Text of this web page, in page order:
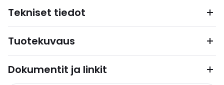
Tekniset tiedot
Tuotekuvaus
Dokumentit ja linkit